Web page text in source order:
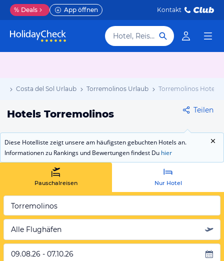
% Deals App öffnen Kontakt
Hotel, Reiseziel
Costa del Sol Urlaub Torremolinos Urlaub Torremolinos Hotels
Hotels Torremolinos Teilen
Diese Hotelliste zeigt unsere am häufigsten gebuchten Hotels an.
Informationen zu Rankings und Bewertungen findest Du hier
Pauschalreisen Nur Hotel
Torremolinos
Alle Flughäfen
09.08.26 - 07.10.26